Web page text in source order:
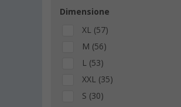
Dimensione
XL (57)
M (56)
L (53)
XXL (35)
S (30)